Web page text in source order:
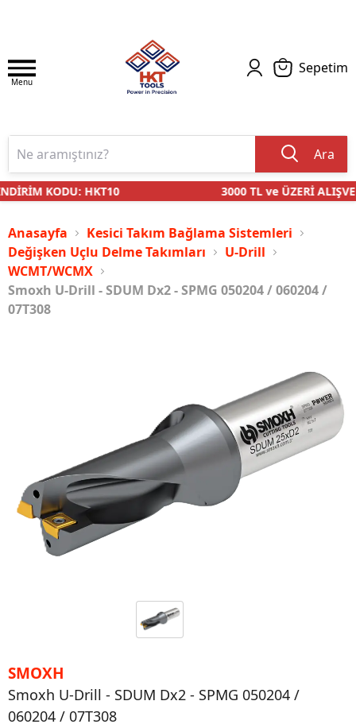
Menu
Sepetim
Ara
KODU: HKT10 3000 TL ve ÜZERİ
Anasayfa
Kesici Takım Bağlama Sistemleri
Değişken Uçlu Delme Takımları
U-Drill
WCMT/WCMX
Smoxh U-Drill - SDUM Dx2 - SPMG 050204 / 060204 /
07T308
SMOXH
Smoxh U-Drill - SDUM Dx2 - SPMG 050204 /
060204 / 07T308